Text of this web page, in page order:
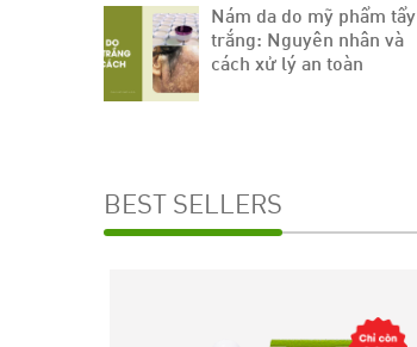
Nám da do mỹ phẩm tẩy
trắng: Nguyên nhân và
cách xử lý an toàn
BEST SELLERS